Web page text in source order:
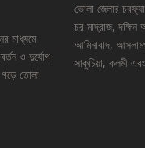
মাধ্যমে
ও দুর্যোগ
গড়ে তোলা
ভোলা জেলার
চর মাদ্রাজ,
আমিনাবাদ,
সাকুচিয়া, কলমী